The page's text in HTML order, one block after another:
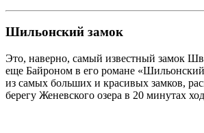
Шильонский замок
Это, наверно, самый известный замок
еще Байроном в его романе
из самых больших и красивых замков,
берегу Женевского озера в 20 минутах